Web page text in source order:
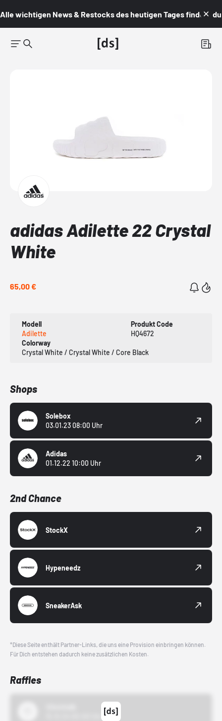
Alle wichtigen News & Restocks des heutigen Tages findest du
adidas Adilette 22 Crystal
White
65,00 €
Modell
Adilette
Produkt Code
HQ4672
Colorway
Crystal White / Crystal White / Core Black
Shops
Solebox
03.01.23 08:00 Uhr
Adidas
01.12.22 10:00 Uhr
2nd Chance
StockX
Hypeneedz
SneakerAsk
*Diese Seite enthält Partner-Links, die uns eine Provision einbringen können.
Für Dich entstehen dadurch keine zusätzlichen Kosten.
Raffles